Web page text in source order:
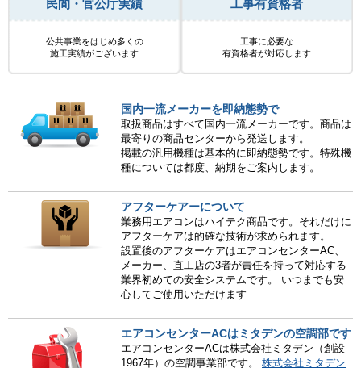
民間・官公庁実績
公共事業をはじめ多くの
施工実績がございます
工事有資格者
工事に必要な
有資格者が対応します
国内一流メーカーを即納態勢で
取扱商品はすべて国内一流メーカーです。商品は
最寄りの商品センターから発送します。
掲載の汎用機種は基本的に即納態勢です。特殊機
種については都度、納期をご案内します。
アフターケアーについて
業務用エアコンはハイテク商品です。それだけに
アフターケアは的確な技術が求められます。
設置後のアフターケアはエアコンセンターAC、
メーカー、直工店の3者が責任を持って対応する
業界初めての安全システムです。 いつまでも安
心してご使用いただけます
エアコンセンターACはミタデンの空調部です
エアコンセンターACは株式会社ミタデン（創設
1967年）の空調事業部です。 株式会社ミタデン